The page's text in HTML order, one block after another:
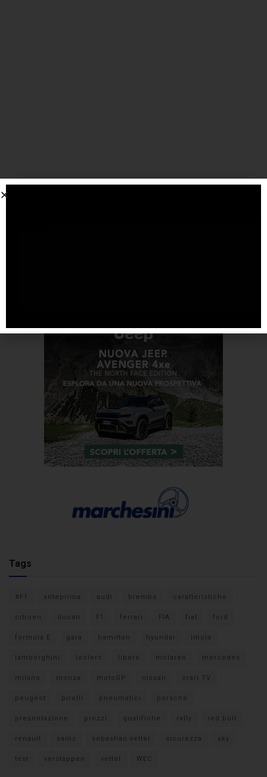
Tags
#F1 anteprima audi brembo caratteristiche
citroen ducati F1 ferrari FIA fiat ford
formula E gara hamilton hyundai imola
lamborghini leclerc libere mclaren mercedes
milano monza motoGP nissan orari TV
peugeot pirelli pneumatici porsche
presentazione prezzi qualifiche rally red bull
renault sainz sebastian vettel sicurezza sky
test verstappen vettel WEC